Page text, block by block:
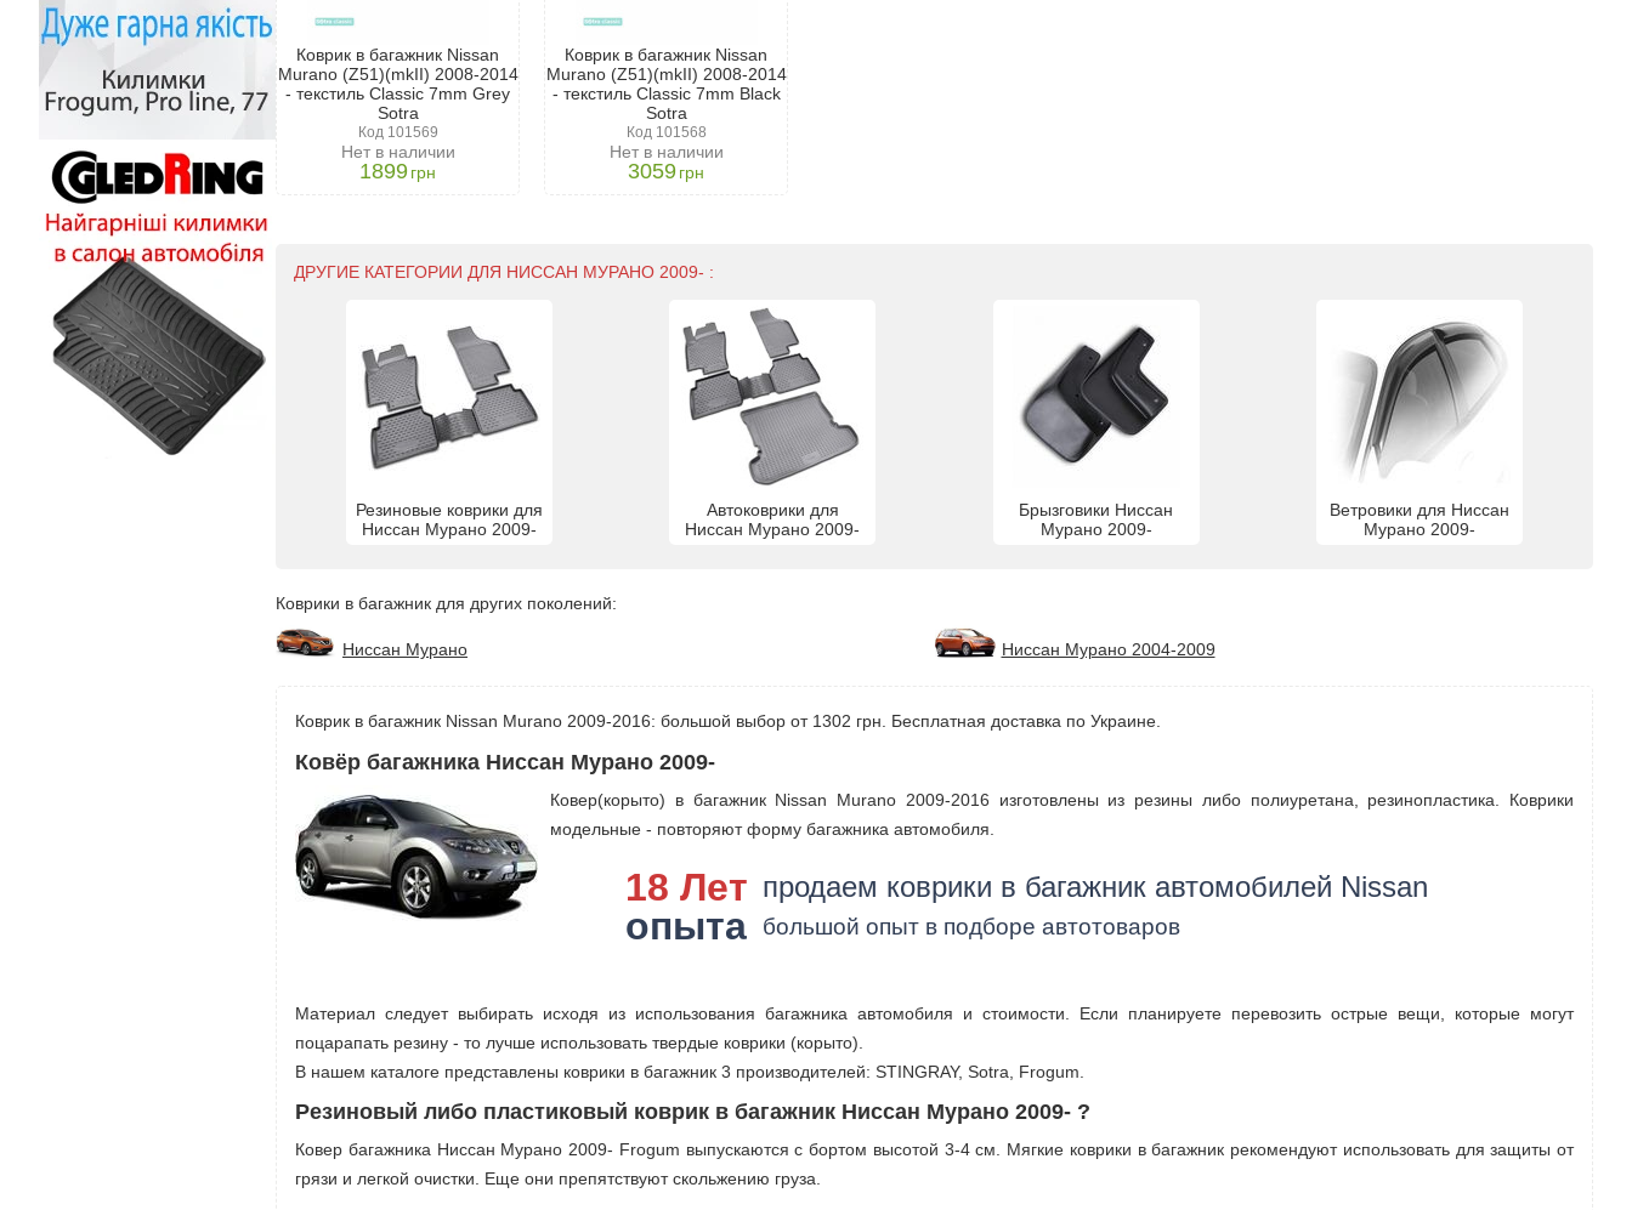
Коврик в багажник Nissan
Murano (Z51)(mkII) 2008-2014
- текстиль Classic 7mm Grey
Sotra
Код 101569
Нет в наличии
1899грн
Коврик в багажник Nissan
Murano (Z51)(mkII) 2008-2014
- текстиль Classic 7mm Black
Sotra
Код 101568
Нет в наличии
3059грн
ДРУГИЕ КАТЕГОРИИ ДЛЯ НИССАН МУРАНО 2009- :
Резиновые коврики для
Ниссан Мурано 2009-
Автоковрики для
Ниссан Мурано 2009-
Брызговики Ниссан
Мурано 2009-
Ветровики для Ниссан
Мурано 2009-
Коврики в багажник для других поколений:
Ниссан Мурано Ниссан Мурано 2004-2009
Коврик в багажник Nissan Murano 2009-2016: большой выбор от 1302 грн. Бесплатная доставка по Украине.
Ковёр багажника Ниссан Мурано 2009-
Ковер(корыто) в багажник Nissan Murano 2009-2016 изготовлены из резины либо полиуретана, резинопластика. Коврики
модельные - повторяют форму багажника автомобиля.
18 Лет продаем коврики в багажник автомобилей Nissan
опыта большой опыт в подборе автотоваров
Материал следует выбирать исходя из использования багажника автомобиля и стоимости. Если планируете перевозить острые вещи, которые могут
поцарапать резину - то лучше использовать твердые коврики (корыто).
В нашем каталоге представлены коврики в багажник 3 производителей: STINGRAY, Sotra, Frogum.
Резиновый либо пластиковый коврик в багажник Ниссан Мурано 2009- ?
Ковер багажника Ниссан Мурано 2009- Frogum выпускаются с бортом высотой 3-4 см. Мягкие коврики в багажник рекомендуют использовать для защиты от
грязи и легкой очистки. Еще они препятствуют скольжению груза.